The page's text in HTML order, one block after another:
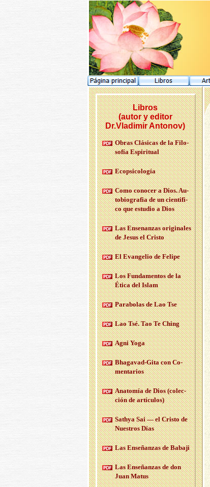
Libros
(autor y editor
Dr.Vladimir Antonov)
Obras Clá­si­cas de la Fi­lo­
so­fía Es­pi­ri­tual
Eco­psi­co­lo­gía
Como co­no­cer a Dios. Au­
to­bio­gra­fia de un cien­ti­fi­
co que es­tu­dio a Dios
Las En­se­nan­zas ori­gi­na­les
de Jesus el Cris­to
El Evan­ge­lio de Fe­li­pe
Los Fun­da­men­tos de la
Ética del Islam
Pa­ra­bo­las de Lao Tse
Lao Tsé. Tao Te Ching
Agni Yoga
Bha­ga­vad-Gi­ta con Co­
men­ta­rios
Anato­mía de Dios (co­lec­
ción de ar­tícu­los)
Sath­ya Sai — el Cris­to de
Nues­tros Días
Las En­se­ñan­zas de Ba­ba­ji
Las En­se­ñan­zas de don
Juan Matus